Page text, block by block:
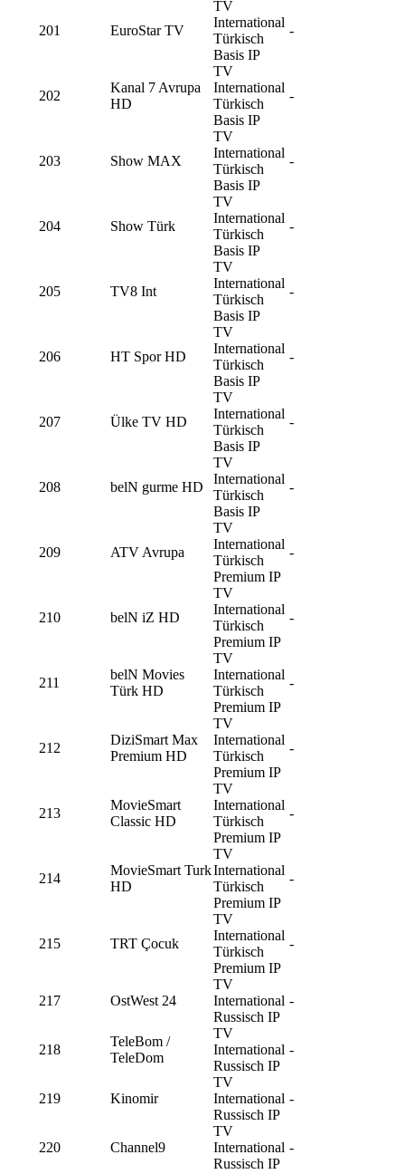
201 EuroStar TV
TV
International
Türkisch
Basis IP
-
202
Kanal 7 Avrupa
HD
TV
International
Türkisch
Basis IP
-
203 Show MAX
TV
International
Türkisch
Basis IP
-
204 Show Türk
TV
International
Türkisch
Basis IP
-
205 TV8 Int
TV
International
Türkisch
Basis IP
-
206 HT Spor HD
TV
International
Türkisch
Basis IP
-
207 Ülke TV HD
TV
International
Türkisch
Basis IP
-
208 belN gurme HD
TV
International
Türkisch
Basis IP
-
209 ATV Avrupa
TV
International
Türkisch
Premium IP
-
210 belN iZ HD
TV
International
Türkisch
Premium IP
-
211
belN Movies
Türk HD
TV
International
Türkisch
Premium IP
-
212
DiziSmart Max
Premium HD
TV
International
Türkisch
Premium IP
-
213
MovieSmart
Classic HD
TV
International
Türkisch
Premium IP
-
214
MovieSmart Turk
HD
TV
International
Türkisch
Premium IP
-
215 TRT Çocuk
TV
International
Türkisch
Premium IP
-
217 OstWest 24
TV
International
Russisch IP
-
218
TeleBom /
TeleDom
TV
International
Russisch IP
-
219 Kinomir
TV
International
Russisch IP
-
220 Channel9
TV
International
Russisch IP
-